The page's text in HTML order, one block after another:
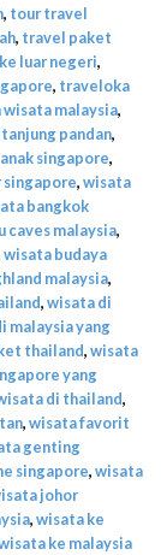
, tour travel
, travel paket
luar negeri,
, traveloka
wisata malaysia,
pandan,
singapore,
,wisata
bangkok
caves malaysia,
wisata budaya
malaysia,
,wisata di
malaysia yang
thailand,wisata
yang
di thailand,
,wisata favorit
genting
singapore,wisata
johor
,wisata ke
ke malaysia